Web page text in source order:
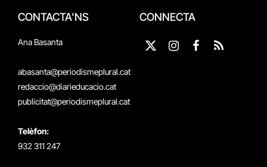
CONTACTA'NS
Ana Basanta
abasanta@periodismeplural.cat
redaccio@diarieducacio.cat
publicitat@periodismeplural.cat
Telèfon:
932 311 247
CONNECTA
X
Instagram
Facebook
RSS